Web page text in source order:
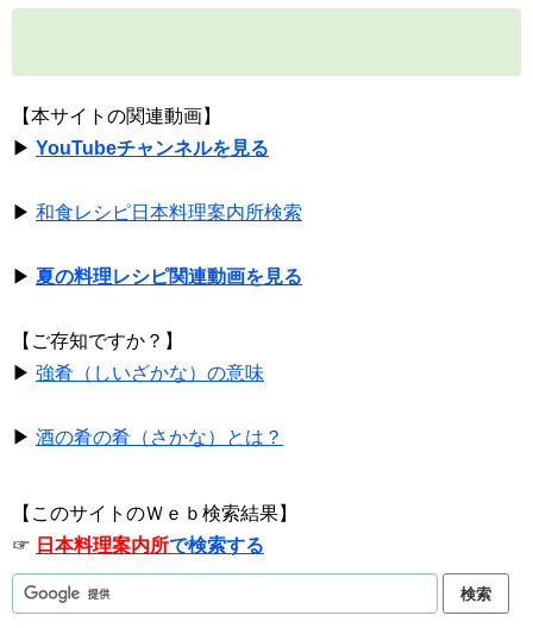
【本サイトの関連動画】
▶ YouTubeチャンネルを見る
▶ 和食レシピ日本料理案内所検索
▶ 夏の料理レシピ関連動画を見る
【ご存知ですか？】
▶ 強肴（しいざかな）の意味
▶ 酒の肴の肴（さかな）とは？
【このサイトのＷｅｂ検索結果】
☞ 日本料理案内所で検索する